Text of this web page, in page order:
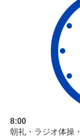
8:00
朝礼・ラジオ体操